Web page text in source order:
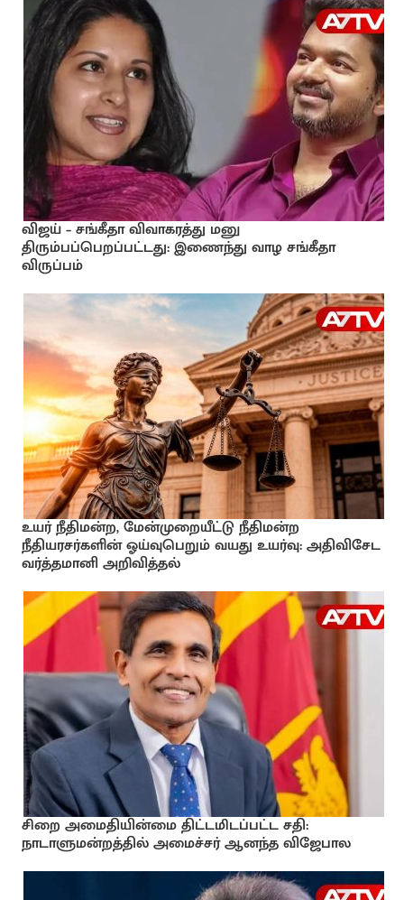
விஜய் – சங்கீதா விவாகரத்து மனு
திரும்பப்பெறப்பட்டது: இணைந்து வாழ சங்கீதா
விருப்பம்
உயர் நீதிமன்ற, மேன்முறையீட்டு நீதிமன்ற
நீதியரசர்களின் ஓய்வுபெறும் வயது உயர்வு: அதிவிசேட
வர்த்தமானி அறிவித்தல்
சிறை அமைதியின்மை திட்டமிடப்பட்ட சதி:
நாடாளுமன்றத்தில் அமைச்சர் ஆனந்த விஜேபால